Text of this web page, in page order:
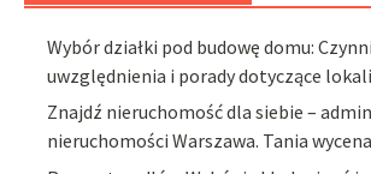
Wybór działki pod budowę domu:
uwzględnienia i porady dotyczące
Znajdź nieruchomość dla siebie –
nieruchomości Warszawa. Tania